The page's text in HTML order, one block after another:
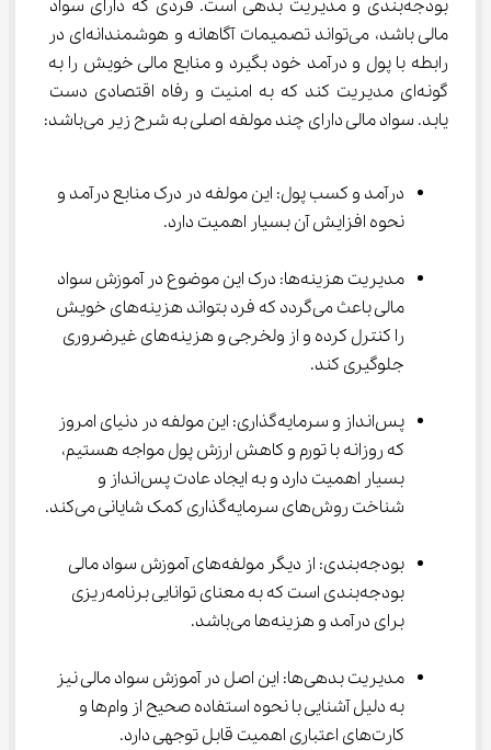
بودجه‌بندی و مدیریت بدهی است. فردی که دارای سواد
مالی باشد، می‌تواند تصمیمات آگاهانه و هوشمندانه‌ای در
رابطه با پول و درآمد خود بگیرد و منابع مالی خویش را به
گونه‌ای مدیریت کند که به امنیت و رفاه اقتصادی دست
یابد. سواد مالی دارای چند مولفه اصلی به شرح زیر می‌باشد:
درآمد و کسب پول: این مولفه در درک منابع درآمد و
نحوه افزایش آن بسیار اهمیت دارد.
مدیریت هزینه‌ها: درک این موضوع در آموزش سواد
مالی باعث می‌گردد که فرد بتواند هزینه‌های خویش
را کنترل کرده و از ولخرجی و هزینه‌های غیرضروری
جلوگیری کند.
پس‌انداز و سرمایه‌گذاری: این مولفه در دنیای امروز
که روزانه با تورم و کاهش ارزش پول مواجه هستیم،
بسیار اهمیت دارد و به ایجاد عادت پس‌انداز و
شناخت روش‌های سرمایه‌گذاری کمک شایانی می‌کند.
بودجه‌بندی: از دیگر مولفه‌های آموزش سواد مالی
بودجه‌بندی است که به معنای توانایی برنامه‌ریزی
برای درآمد و هزینه‌ها می‌باشد.
مدیریت بدهی‌ها: این اصل در آموزش سواد مالی نیز
به دلیل آشنایی با نحوه استفاده صحیح از وام‌ها و
کارت‌های اعتباری اهمیت قابل توجهی دارد.